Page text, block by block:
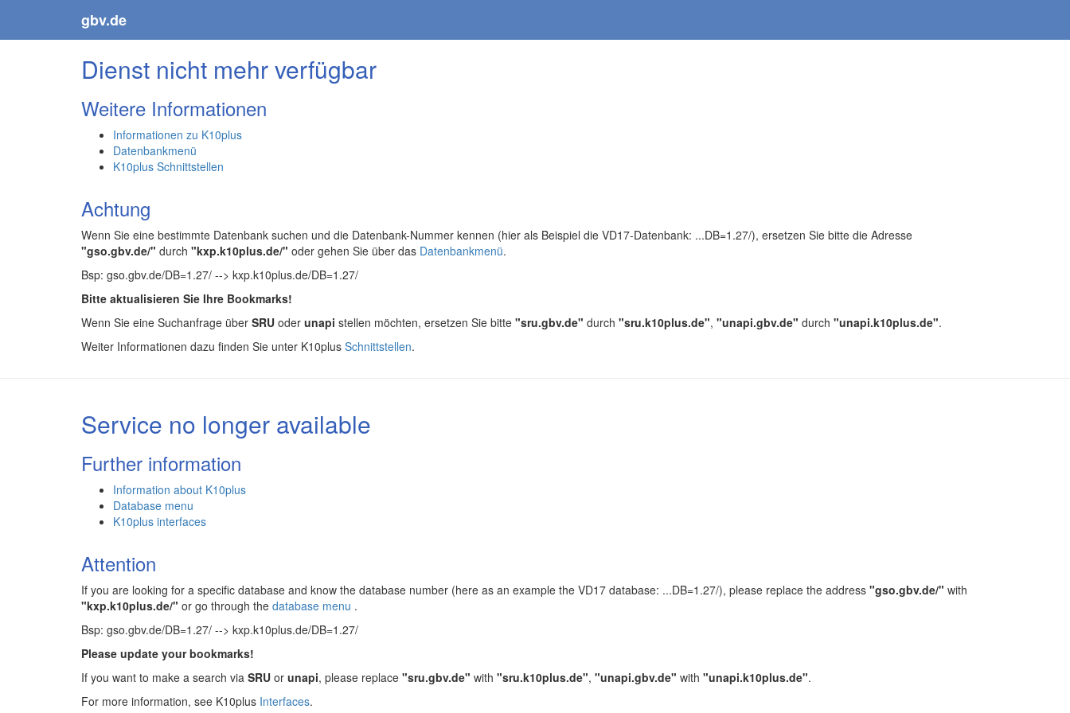
gbv.de
Dienst nicht mehr verfügbar
Weitere Informationen
Informationen zu K10plus
Datenbankmenü
K10plus Schnittstellen
Achtung
Wenn Sie eine bestimmte Datenbank suchen und die Datenbank-Nummer kennen (hier als Beispiel die VD17-Datenbank: ...DB=1.27/), ersetzen Sie bitte die Adresse
"gso.gbv.de/" durch "kxp.k10plus.de/" oder gehen Sie über das Datenbankmenü.
Bsp: gso.gbv.de/DB=1.27/ --> kxp.k10plus.de/DB=1.27/
Bitte aktualisieren Sie Ihre Bookmarks!
Wenn Sie eine Suchanfrage über SRU oder unapi stellen möchten, ersetzen Sie bitte "sru.gbv.de" durch "sru.k10plus.de", "unapi.gbv.de" durch "unapi.k10plus.de".
Weiter Informationen dazu finden Sie unter K10plus Schnittstellen.
Service no longer available
Further information
Information about K10plus
Database menu
K10plus interfaces
Attention
If you are looking for a specific database and know the database number (here as an example the VD17 database: ...DB=1.27/), please replace the address "gso.gbv.de/" with
"kxp.k10plus.de/" or go through the database menu .
Bsp: gso.gbv.de/DB=1.27/ --> kxp.k10plus.de/DB=1.27/
Please update your bookmarks!
If you want to make a search via SRU or unapi, please replace "sru.gbv.de" with "sru.k10plus.de", "unapi.gbv.de" with "unapi.k10plus.de".
For more information, see K10plus Interfaces.